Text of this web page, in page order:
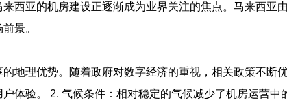
西亚的机房建设正逐渐成为业界关注的焦点。马来西
景。
地理优势。随着政府对数字经济的重视，相关政策不
体验。 2. 气候条件：相对稳定的气候减少了机房运营